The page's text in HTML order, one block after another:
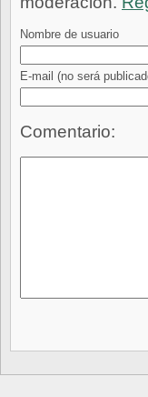
Nombre de usuario
E-mail (no será
Comentario: